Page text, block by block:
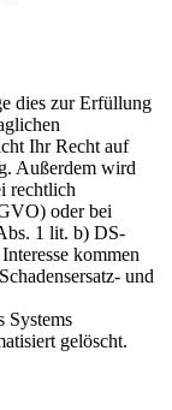
dies zur Erfüllung
Ihr Recht auf
Außerdem wird
rechtlich
oder bei
1 lit. b) DS-
kommen
und
Systems
gelöscht.